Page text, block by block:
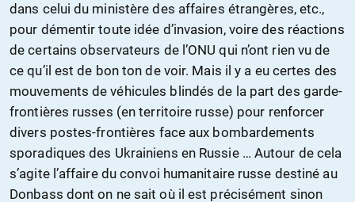
dans celui du ministère des affaires étrangères, etc.,
pour démentir toute idée d’invasion, voire des réactions
de certains observateurs de l’ONU qui n’ont rien vu de
ce qu’il est de bon ton de voir. Mais il y a eu certes des
mouvements de véhicules blindés de la part des garde-
frontières russes (en territoire russe) pour renforcer
divers postes-frontières face aux bombardements
sporadiques des Ukrainiens en Russie … Autour de cela
s’agite l’affaire du convoi humanitaire russe destiné au
Donbass dont on ne sait où il est précisément sinon